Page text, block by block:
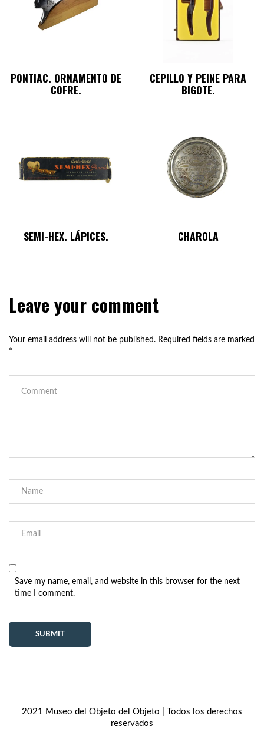
PONTIAC. ORNAMENTO DE
COFRE.
CEPILLO Y PEINE PARA
BIGOTE.
SEMI-HEX. LÁPICES. CHAROLA
Leave your comment
Your email address will not be published. Required fields are marked
*
Save my name, email, and website in this browser for the next
time I comment.
2021 Museo del Objeto del Objeto | Todos los derechos
reservados